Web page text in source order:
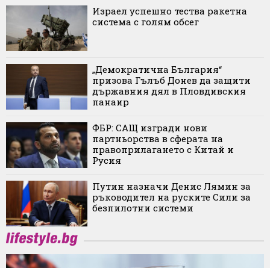
Израел успешно тества ракетна
система с голям обсег
„Демократична България“
призова Гълъб Донев да защити
държавния дял в Пловдивския
панаир
ФБР: САЩ изгради нови
партньорства в сферата на
правоприлагането с Китай и
Русия
Путин назначи Денис Лямин за
ръководител на руските Сили за
безпилотни системи